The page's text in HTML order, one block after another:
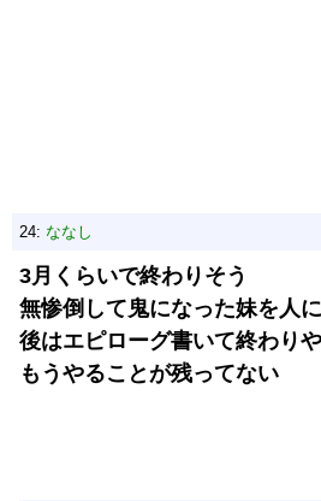
24: ななし
3月くらいで終わりそう
無惨倒して鬼になった妹を人
後はエピローグ書いて終わり
もうやることが残ってない